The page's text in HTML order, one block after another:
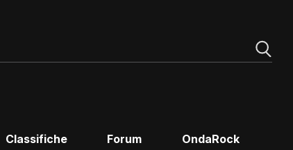
Classifiche Forum OndaRock